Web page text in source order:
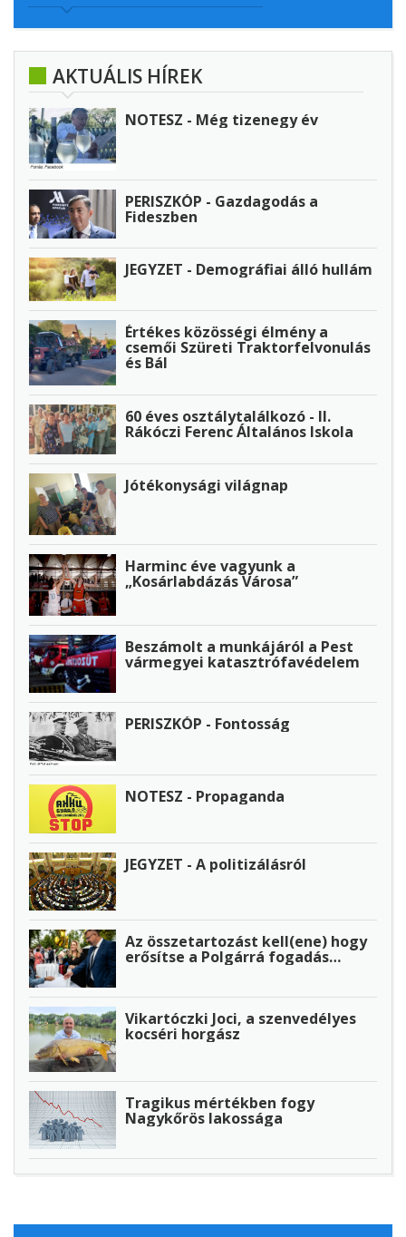
AKTUÁLIS HÍREK
NOTESZ - Még tizenegy év
PERISZKÓP - Gazdagodás a
Fideszben
JEGYZET - Demográfiai álló hullám
Értékes közösségi élmény a
csemői Szüreti Traktorfelvonulás
és Bál
60 éves osztálytalálkozó - II.
Rákóczi Ferenc Általános Iskola
Jótékonysági világnap
Harminc éve vagyunk a
„Kosárlabdázás Városa”
Beszámolt a munkájáról a Pest
vármegyei katasztrófavédelem
PERISZKÓP - Fontosság
NOTESZ - Propaganda
JEGYZET - A politizálásról
Az összetartozást kell(ene) hogy
erősítse a Polgárrá fogadás…
Vikartóczki Joci, a szenvedélyes
kocséri horgász
Tragikus mértékben fogy
Nagykőrös lakossága